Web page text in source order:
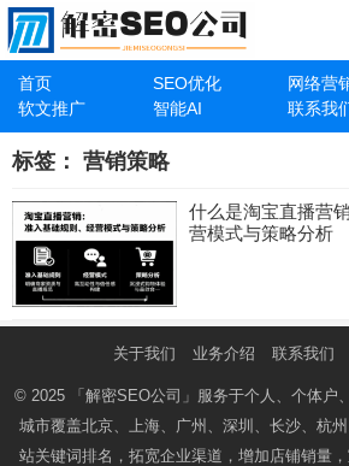
首页 SEO优化 网络营
软文推广
智能AI 联系我
标签： 营销策略
什么是淘宝直播营
营模式与策略分析
关于我们 业务介绍 联系我们
© 2025 「解密SEO公司」 服务于个人、个体户
城市覆盖北京、上海、广州、深圳、长沙、杭
站关键词排名，拓宽企业渠道，增加店铺销量